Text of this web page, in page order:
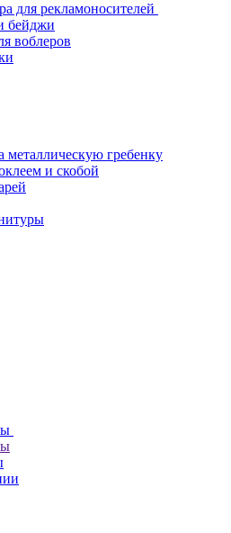
для рекламоносителей
бeйджи
воблеров
гребенку
и скобой